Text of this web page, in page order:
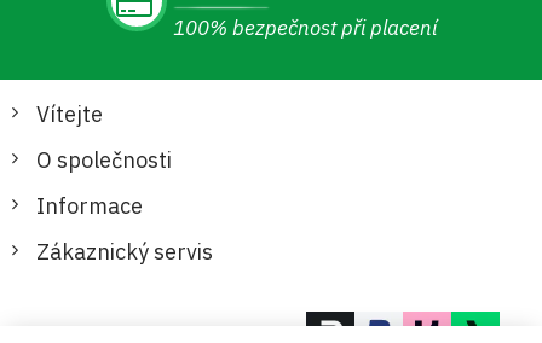
100% bezpečnost při placení
Vítejte
O společnosti
Informace
Zákaznický servis